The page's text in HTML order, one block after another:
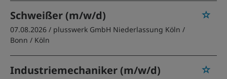
Schweißer (m/w/d)
07.08.2026 / plusswerk GmbH Niederlassung Köln /
Bonn / Köln
Industriemechaniker (m/w/d)